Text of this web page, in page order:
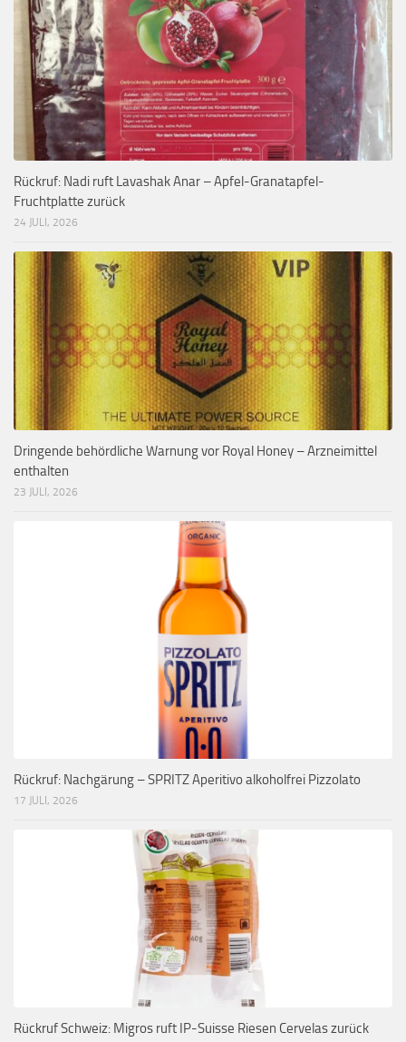
Rückruf: Nadi ruft Lavashak Anar – Apfel-Granatapfel-
Fruchtplatte zurück
24 JULI, 2026
Dringende behördliche Warnung vor Royal Honey – Arzneimittel
enthalten
23 JULI, 2026
Rückruf: Nachgärung – SPRITZ Aperitivo alkoholfrei Pizzolato
17 JULI, 2026
Rückruf Schweiz: Migros ruft IP-Suisse Riesen Cervelas zurück